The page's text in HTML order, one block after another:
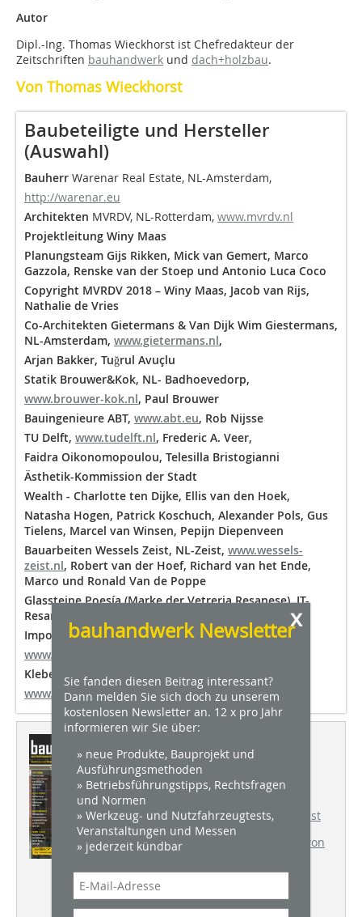
Autor
Dipl.-Ing. Thomas Wieckhorst ist Chefredakteur der
Zeitschriften bauhandwerk und dach+holzbau.
Von Thomas Wieckhorst
Baubeteiligte und Hersteller
(Auswahl)
Bauherr Warenar Real Estate, NL-Amsterdam,
http://warenar.eu
Architekten MVRDV, NL-Rotterdam, www.mvrdv.nl
Projektleitung Winy Maas
Planungsteam Gijs Rikken, Mick van Gemert, Marco
Gazzola, Renske van der Stoep und Antonio Luca Coco
Copyright MVRDV 2018 – Winy Maas, Jacob van Rijs,
Nathalie de Vries
Co-Architekten Gietermans & Van Dijk Wim Giestermans,
NL-Amsterdam, www.gietermans.nl,
Arjan Bakker, Tuğrul Avuçlu
Statik Brouwer&Kok, NL- Badhoevedorp,
www.brouwer-kok.nl, Paul Brouwer
Bauingenieure ABT, www.abt.eu, Rob Nijsse
TU Delft, www.tudelft.nl, Frederic A. Veer,
Faidra Oikonomopoulou, Telesilla Bristogianni
Ästhetik-Kommission der Stadt
Wealth - Charlotte ten Dijke, Ellis van den Hoek,
Natasha Hogen, Patrick Koschuch, Alexander Pols, Gus
Tielens, Marcel van Winsen, Pepijn Diepenveen
Bauarbeiten Wessels Zeist, NL-Zeist, www.wessels-
zeist.nl, Robert van der Hoef, Richard van het Ende,
Marco und Ronald Van de Poppe
Glassteine Poesía (Marke der Vetreria Resanese), IT-
Resana,
, Ivano Massarotto
Importeur Delo Kleber Siko NL-Hengelo,
www.sikobv.nl
Kleber Delo Industrie Klebstoffe, Windach,
www.delo.de
BHW 03/2019
FAHRBERICHT
Work L im bauhandwerk-Praxistest
TOP THEMA
Die Crystal Houses von
BAUSTELLE DES MONATS
Umnutzung eines ehemaligen
x
bauhandwerk Newsletter
Sie fanden diesen Beitrag interessant?
Dann melden Sie sich doch zu unserem
kostenlosen Newsletter an. 12 x pro Jahr
informieren wir Sie über:
» neue Produkte, Bauprojekt und
Ausführungsmethoden
» Betriebsführungstipps, Rechtsfragen
und Normen
» Werkzeug- und Nutzfahrzeugtests,
Veranstaltungen und Messen
» jederzeit kündbar